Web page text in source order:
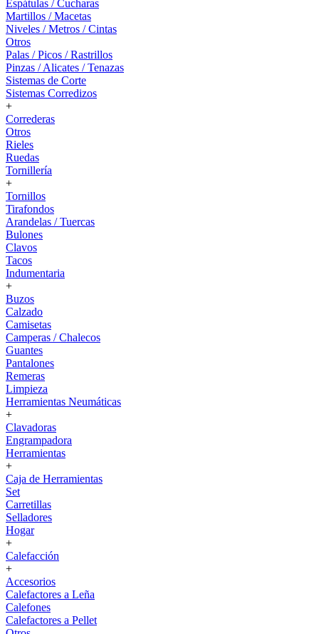
Espátulas / Cucharas
Martillos / Macetas
Niveles / Metros / Cintas
Otros
Palas / Picos / Rastrillos
Pinzas / Alicates / Tenazas
Sistemas de Corte
Sistemas Corredizos
+
Correderas
Otros
Rieles
Ruedas
Tornillería
+
Tornillos
Tirafondos
Arandelas / Tuercas
Bulones
Clavos
Tacos
Indumentaria
+
Buzos
Calzado
Camisetas
Camperas / Chalecos
Guantes
Pantalones
Remeras
Limpieza
Herramientas Neumáticas
+
Clavadoras
Engrampadora
Herramientas
+
Caja de Herramientas
Set
Carretillas
Selladores
Hogar
+
Calefacción
+
Accesorios
Calefactores a Leña
Calefones
Calefactores a Pellet